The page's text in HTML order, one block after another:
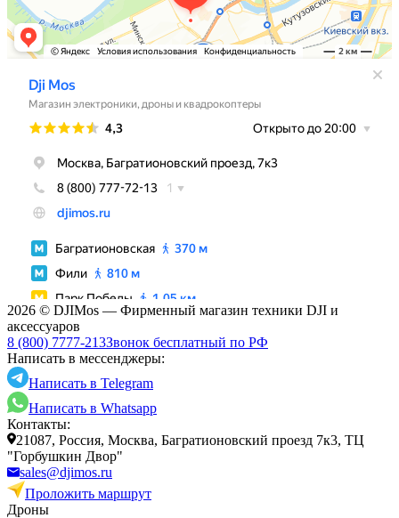
2026 © DJIMos — Фирменный магазин техники DJI и
аксессуаров
8 (800) 7777-213Звонок бесплатный по РФ
Написать в мессенджеры:
Написать в Telegram
Написать в Whatsapp
Контакты:
21087, Россия, Москва, Багратионовский проезд 7к3, ТЦ
"Горбушкин Двор"
sales@djimos.ru
Проложить маршрут
Дроны